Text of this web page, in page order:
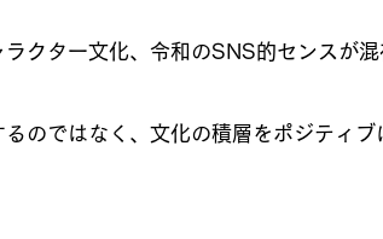
クター文化、令和のSNS的センスが
のではなく、文化の積層をポジティブ